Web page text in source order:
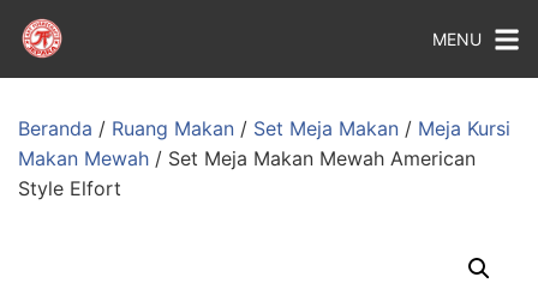
MENU
Beranda / Ruang Makan / Set Meja Makan / Meja Kursi
Makan Mewah / Set Meja Makan Mewah American
Style Elfort